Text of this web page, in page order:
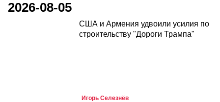
2026-08-05
США и Армения удвоили усилия по
строительству "Дороги Трампа"
Игорь Селезнёв